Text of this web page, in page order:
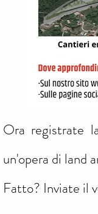
Ora registrate
un'opera di land
Fatto? Inviate il